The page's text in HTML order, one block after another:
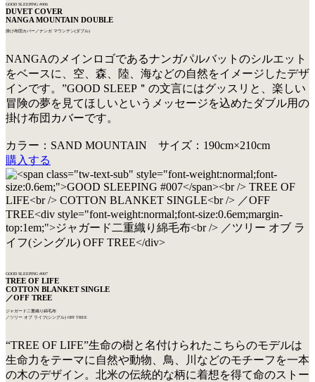
GOOD SLEEPING #006
DUVET COVER
NANGA MOUNTAIN DOUBLE
掛け布団カバー／ナンガ マウンテン(ダブル)
NANGAのメインロゴであるナンガパルバットのシルエット
をベースに、空、森、陸、海などの自然をイメージしたデザ
インです。”GOOD SLEEP＂の文言にはグッスリと、楽しい
冒険の夢を見てほしいというメッセージを込めたダブル用の
掛け布団カバーです。
カラー：SAND MOUNTAIN サイズ：190cm×210cm
購入する
GOOD SLEEPING #007
TREE OF LIFE
COTTON BLANKET SINGLE
／OFF TREE
ジャガード二重織り綿毛布
／ツリー オブ ライフ(シングル) OFF TREE
“TREE OF LIFE”生命の樹と名付けられたこちらのモデルは
生命力をテーマに自然や動物、鳥、川などのモチーフを一本
の木のデザイン。北米の伝統的な柄に着想を得て命のストー